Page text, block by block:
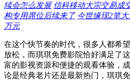
续会怎么发展 信科移动大宗交易成
构专用席位后续来了 今世缘现2笔
万元
在这个快节奏的时代，很多人都希
放松，而琪琪免费影院恰好满足了
富的影视资源和便捷的观看体验，
论是经典老片还是最新热门，琪琪